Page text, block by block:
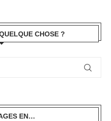
CHOSE ?
EN…